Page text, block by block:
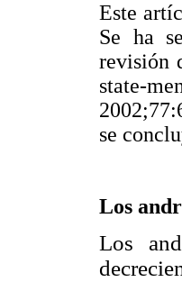
Este
Se ha
revisión
state-
se
Los
Los